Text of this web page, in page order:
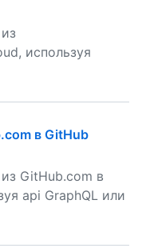
используя
в GitHub
GitHub.com в
api GraphQL или